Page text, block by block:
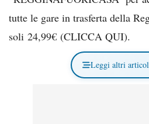
tutte le gare in trasferta della
soli 24,99€ (CLICCA QUI).
Leggi altri